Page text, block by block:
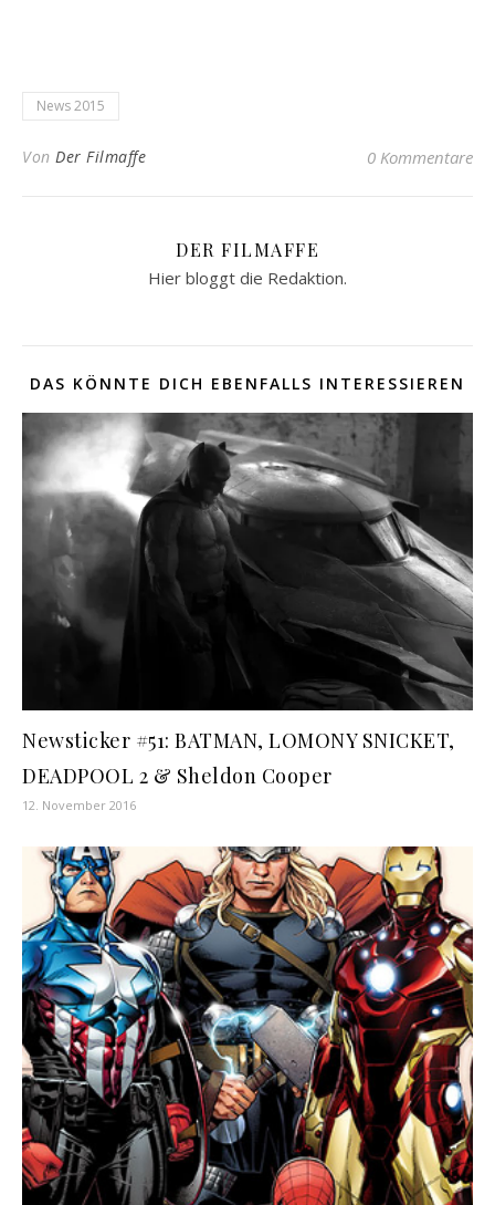
News 2015
Von Der Filmaffe 0 Kommentare
DER FILMAFFE
Hier bloggt die Redaktion.
DAS KÖNNTE DICH EBENFALLS INTERESSIEREN
Newsticker #51: BATMAN, LOMONY SNICKET,
DEADPOOL 2 & Sheldon Cooper
12. November 2016